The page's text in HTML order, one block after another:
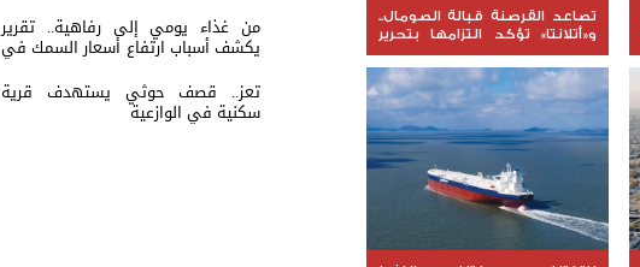
تصاعد القرصنة قبالة الصومال..
و«أتلانتا» تؤكد التزامها بتحرير
السفن المحتجزة
من غذاء يومي إلى رفاهية.. تقرير
يكشف أسباب ارتفاع أسعار السمك في
تعز.. قصف حوثي يستهدف قرية
سكنية في الوازعية